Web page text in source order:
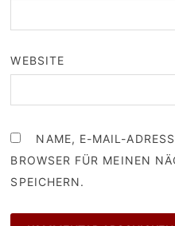
WEBSITE
NAME, E-MAIL-
BROWSER FÜR MEINEN
SPEICHERN.